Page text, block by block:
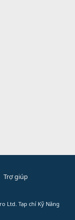
Trợ giúp
Ltd. Tạp chí Kỹ Năng